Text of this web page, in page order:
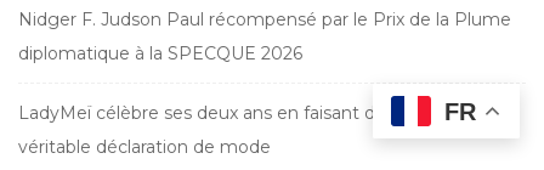
Nidger F. Judson Paul récompensé par le Prix de la Plume
diplomatique à la SPECQUE 2026
LadyMeï célèbre ses deux ans en faisant du crochet une
véritable déclaration de mode
FR